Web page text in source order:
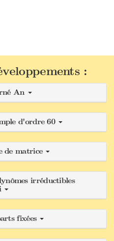
:
An
d'ordre 60
de matrice
irréductibles
fixées